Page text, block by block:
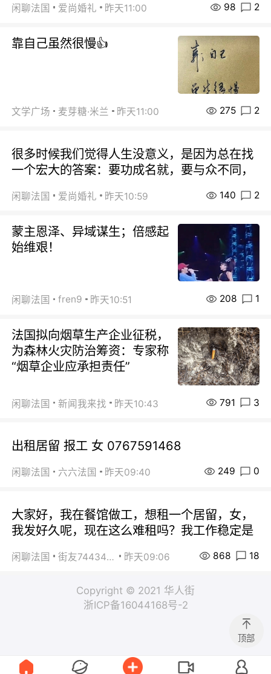
闲聊法国 爱尚婚礼 昨天11:00 98 2
靠自己虽然很慢👍
文学广场 麦芽糖·米兰 昨天11:00 275 2
很多时候我们觉得人生没意义，是因为总在找
一个宏大的答案：要功成名就，要与众不同，
闲聊法国 爱尚婚礼 昨天10:59 140 2
蒙主恩泽、异域谋生；倍感起
始维艰！
闲聊法国 fren9 昨天10:51 208 1
法国拟向烟草生产企业征税，
为森林火灾防治筹资：专家称
“烟草企业应承担责任”
闲聊法国 新闻我来找 昨天10:43 791 3
出租居留 报工 女 0767591468
闲聊法国 六六法国 昨天09:40 249 0
大家好，我在餐馆做工，想租一个居留，女，
我发好久呢，现在这么难租吗？我工作稳定是
闲聊法国 街友74434350 昨天09:06 868 18
Copyright © 2021 华人街
浙ICP备16044168号-2
顶部